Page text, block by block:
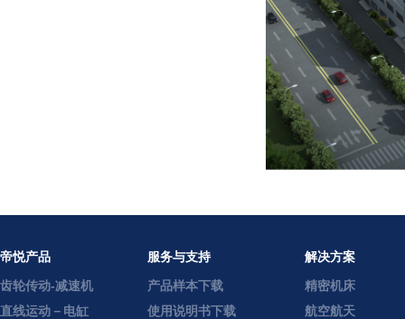
帝悦产品
齿轮传动-减速机
直线运动－电缸
服务与支持
产品样本下载
使用说明书下载
解决方案
精密机床
航空航天